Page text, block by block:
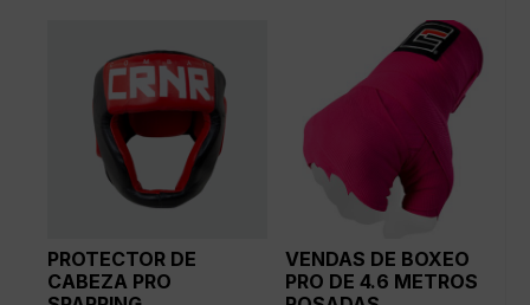
PROTECTOR DE
CABEZA PRO
VENDAS DE BOXEO
PRO DE 4.6 METROS